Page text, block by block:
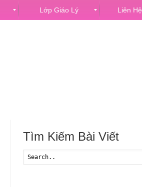
Lớp Giáo Lý Liên Hệ
Tìm Kiếm Bài Viết